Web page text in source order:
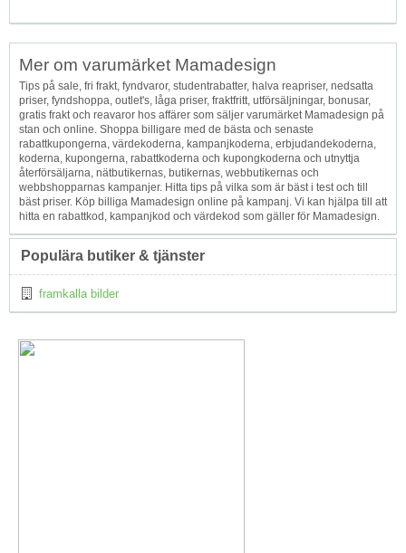
Mer om varumärket Mamadesign
Tips på sale, fri frakt, fyndvaror, studentrabatter, halva reapriser, nedsatta
priser, fyndshoppa, outlet's, låga priser, fraktfritt, utförsäljningar, bonusar,
gratis frakt och reavaror hos affärer som säljer varumärket Mamadesign på
stan och online. Shoppa billigare med de bästa och senaste
rabattkupongerna, värdekoderna, kampanjkoderna, erbjudandekoderna,
koderna, kupongerna, rabattkoderna och kupongkoderna och utnyttja
återförsäljarna, nätbutikernas, butikernas, webbutikernas och
webbshopparnas kampanjer. Hitta tips på vilka som är bäst i test och till
bäst priser. Köp billiga Mamadesign online på kampanj. Vi kan hjälpa till att
hitta en rabattkod, kampanjkod och värdekod som gäller för Mamadesign.
Populära butiker & tjänster
framkalla bilder